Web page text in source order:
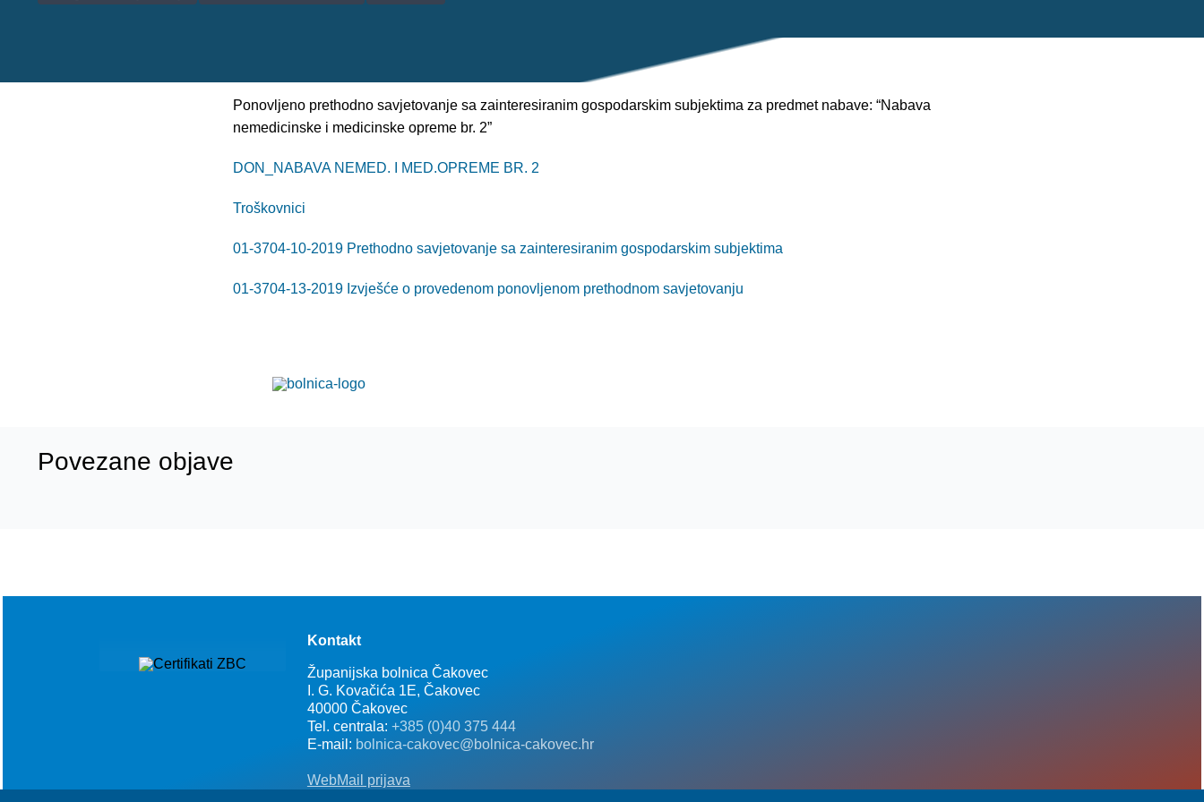
Ponovljeno prethodno savjetovanje sa zainteresiranim gospodarskim subjektima za predmet nabave: “Nabava
nemedicinske i medicinske opreme br. 2”
DON_NABAVA NEMED. I MED.OPREME BR. 2
Troškovnici
01-3704-10-2019 Prethodno savjetovanje sa zainteresiranim gospodarskim subjektima
01-3704-13-2019 Izvješće o provedenom ponovljenom prethodnom savjetovanju
Povezane objave
Kontakt
Županijska bolnica Čakovec
I. G. Kovačića 1E, Čakovec
40000 Čakovec
Tel. centrala: +385 (0)40 375 444
E-mail: bolnica-cakovec@bolnica-cakovec.hr
WebMail prijava